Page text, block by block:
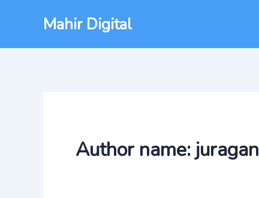
Mahir Digital
Author name: juragan
pagination